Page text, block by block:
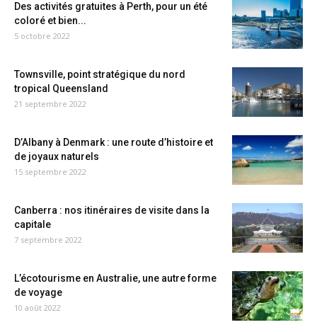
Des activités gratuites à Perth, pour un été
coloré et bien...
5 octobre 2022
Townsville, point stratégique du nord
tropical Queensland
21 septembre 2022
D’Albany à Denmark : une route d’histoire et
de joyaux naturels
15 septembre 2022
Canberra : nos itinéraires de visite dans la
capitale
7 septembre 2022
L’écotourisme en Australie, une autre forme
de voyage
10 août 2022